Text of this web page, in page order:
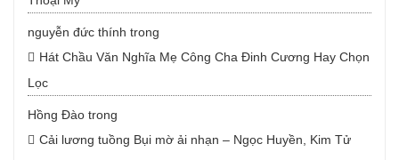
nguyễn đức thính trong
Hát Chầu Văn Nghĩa Mẹ Công Cha Đinh Cương Hay Chọn
Lọc
Hồng Đào trong
Cải lương tuồng Bụi mờ ải nhạn – Ngọc Huyền, Kim Tử